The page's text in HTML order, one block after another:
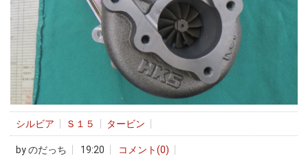
シルビア Ｓ１５ タービン
byのだっち 19:20 コメント(0)